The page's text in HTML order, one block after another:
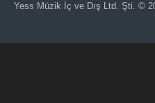
Yess Müzik İç ve Dış Ltd. Şti. ©